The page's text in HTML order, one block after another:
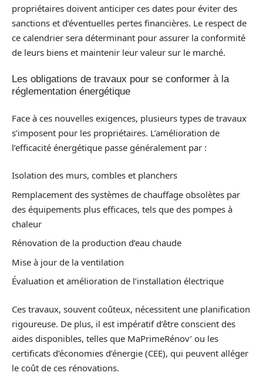
propriétaires doivent anticiper ces dates pour éviter des
sanctions et d’éventuelles pertes financières. Le respect de
ce calendrier sera déterminant pour assurer la conformité
de leurs biens et maintenir leur valeur sur le marché.
Les obligations de travaux pour se conformer à la
réglementation énergétique
Face à ces nouvelles exigences, plusieurs types de travaux
s’imposent pour les propriétaires. L’amélioration de
l’efficacité énergétique passe généralement par :
Isolation des murs, combles et planchers
Remplacement des systèmes de chauffage obsolètes par
des équipements plus efficaces, tels que des pompes à
chaleur
Rénovation de la production d’eau chaude
Mise à jour de la ventilation
Évaluation et amélioration de l’installation électrique
Ces travaux, souvent coûteux, nécessitent une planification
rigoureuse. De plus, il est impératif d’être conscient des
aides disponibles, telles que MaPrimeRénov’ ou les
certificats d’économies d’énergie (CEE), qui peuvent alléger
le coût de ces rénovations.